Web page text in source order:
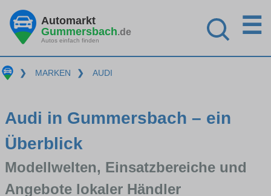
Automarkt
Gummersbach.de
Autos einfach finden
☰
❯ MARKEN ❯ AUDI
Audi in Gummersbach – ein
Überblick
Modellwelten, Einsatzbereiche und
Angebote lokaler Händler